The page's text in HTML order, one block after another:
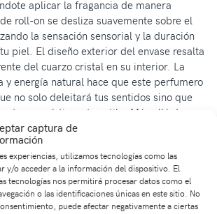
captura de
experiencias, utilizamos tecnologías como las
y/o acceder a la información del dispositivo. El
tecnologías nos permitirá procesar datos como el
o las identificaciones únicas en este sitio. No
puede afectar negativamente a ciertas
aplicar la fragancia de manera
roll-on se desliza suavemente sobre el
la sensación sensorial y la duración
piel. El diseño exterior del envase resalta
del cuarzo cristal en su interior. La
y energía natural hace que este perfumero
no solo deleitará tus sentidos sino que
toque místico a tu estilo. Más allá de ser
este envase se convierte en una expresión
de vida. Disfruta de los beneficios
que el cuarzo cristal puede ofrecer
son similares a la de las fotos y el tamaño